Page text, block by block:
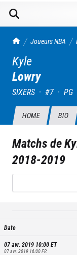
TrashTalk Actu NBA
Joueurs NBA
Kyle
Lowry
SIXERS · #7 · PG
HOME BIO
Matchs de
2018-2019
Date
07 avr. 2019 10:00ET
07 avr. 2019 16:00FR